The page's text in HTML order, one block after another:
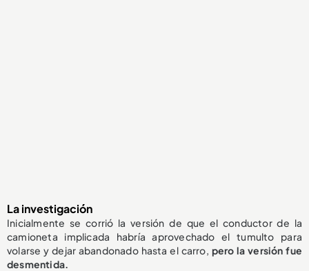
La investigación
Inicialmente se corrió la versión de que el conductor de la
camioneta implicada habría aprovechado el tumulto para
volarse y dejar abandonado hasta el carro, pero la versión fue
desmentida.